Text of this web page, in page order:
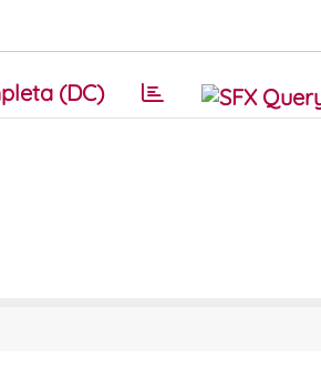
(DC)